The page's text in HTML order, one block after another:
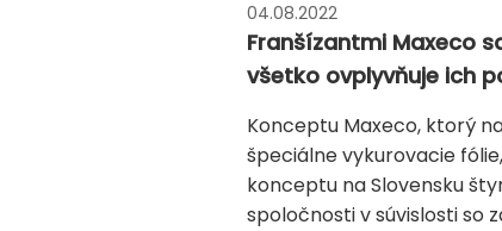
04.08.2022
Franšízantmi Maxeco
všetko ovplyvňuje ich
Konceptu Maxeco, ktorý
špeciálne vykurovacie
konceptu na Slovensku
spoločnosti v súvislosti so